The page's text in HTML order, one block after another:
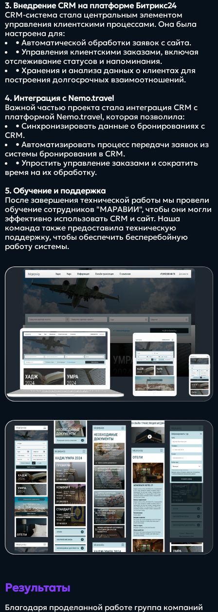
3. Внедрение CRM на платформе Битрикс24
CRM-система стала центральным элементом
управления клиентскими процессами. Она была
настроена для:
• Автоматической обработки заявок с сайта.
• Управления клиентскими заказами, включая
отслеживание статусов и напоминания.
• Хранения и анализа данных о клиентах для
построения долгосрочных взаимоотношений.
4. Интеграция с Nemo.travel
Важной частью проекта стала интеграция CRM с
платформой Nemo.travel, которая позволила:
• Синхронизировать данные о бронированиях с
CRM.
• Автоматизировать процесс передачи заявок из
системы бронирования в CRM.
• Упростить управление заказами и сократить
время на их обработку.
5. Обучение и поддержка
После завершения технической работы мы провели
обучение сотрудников "МАРАВИИ", чтобы они могли
эффективно использовать CRM и сайт. Наша
команда также предоставила техническую
поддержку, чтобы обеспечить бесперебойную
работу системы.
Результаты
Благодаря проделанной работе группа компаний